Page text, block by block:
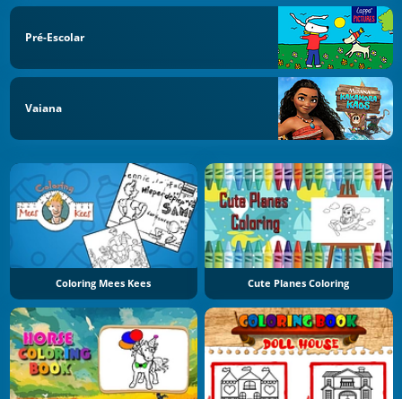
Pré-Escolar
Vaiana
Coloring Mees Kees Cute Planes Coloring